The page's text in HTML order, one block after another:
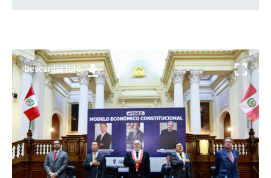
Descargar foto